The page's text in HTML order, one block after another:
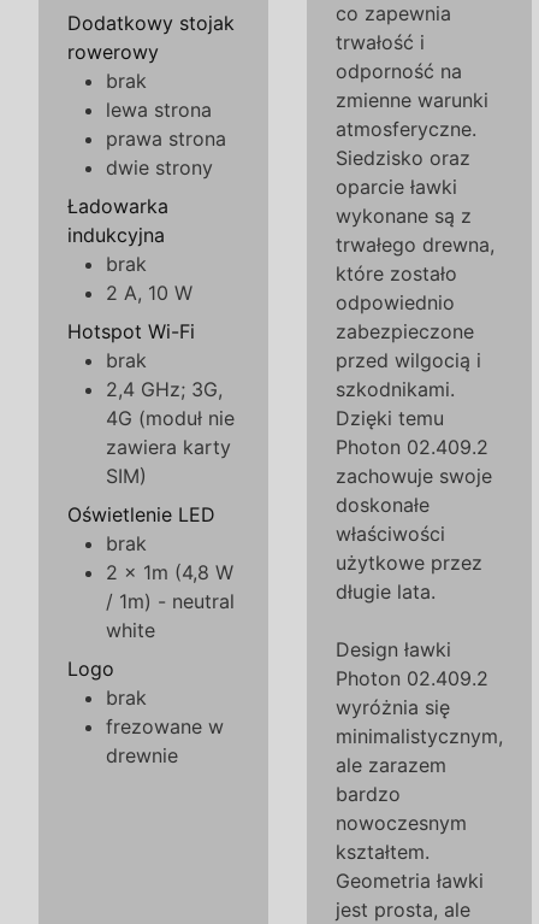
Dodatkowy stojak
rowerowy
brak
lewa strona
prawa strona
dwie strony
Ładowarka
indukcyjna
brak
2 A, 10 W
Hotspot Wi-Fi
brak
2,4 GHz; 3G,
4G (moduł nie
zawiera karty
SIM)
Oświetlenie LED
brak
2 x 1m (4,8 W
/ 1m) - neutral
white
Logo
brak
frezowane w
drewnie
co zapewnia
trwałość i
odporność na
zmienne warunki
atmosferyczne.
Siedzisko oraz
oparcie ławki
wykonane są z
trwałego drewna,
które zostało
odpowiednio
zabezpieczone
przed wilgocią i
szkodnikami.
Dzięki temu
Photon 02.409.2
zachowuje swoje
doskonałe
właściwości
użytkowe przez
długie lata.
Design ławki
Photon 02.409.2
wyróżnia się
minimalistycznym,
ale zarazem
bardzo
nowoczesnym
kształtem.
Geometria ławki
jest prosta, ale